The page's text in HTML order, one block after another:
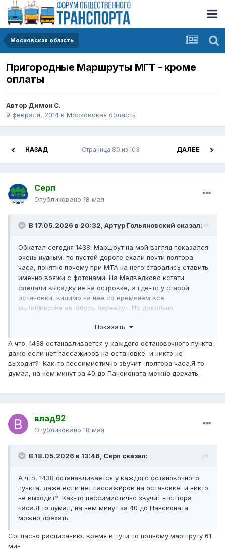
Московская область
Пригородные Маршруты МГТ - кроме
оплаты
Автор Димон С.
9 февраля, 2014 в Московская область
НАЗАД ДАЛЕЕ
Страница 80 из 103
Серп
Опубликовано 18 мая
В 17.05.2026 в 20:32, Артур Гольяновский сказал:
Обкатал сегодня 1438. Маршрут на мой взгляд показался
очень нудным, по пустой дороге ехали почти полтора
часа, понятно почему при МТА на него старались ставить
именно вояжи с фотонами. На Медведково кстати
сделали высадку не на островке, а где-то у старой
остановки, видимо на нее со временем все
мытищинские автобусы переедут. Но довольно
гкушником на отстое в Чиверево — как я понял, водила
начальник уговаривал поехать, и что вместо родного
Гольяново где все на веники переводят, его заставляют
ездить куда-то в еб@ня, и что дескать почему вообще
МГТ обязан их возить.
Показать
А что, 1438 останавливается у каждого остановочного пункта,
даже если нет пассажиров на остановке и никто не
выходит? Как-то пессимистично звучит -полтора часа.Я то
думал, на нем минут за 40 до Пансионата можно доехать.
влад92
Опубликовано 18 мая
В 18.05.2026 в 13:46, Серп сказал:
А что, 1438 останавливается у каждого остановочного
пункта, даже если нет пассажиров на остановке и никто
не выходит? Как-то пессимистично звучит -полтора
часа.Я то думал, на нем минут за 40 до Пансионата
можно доехать.
Согласно расписанию, время в пути по полному маршруту 61
мин